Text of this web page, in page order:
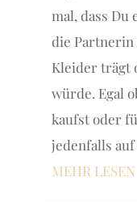
mal, dass Du
die Partnerin
Kleider trägt
würde. Egal
kaufst oder
jedenfalls auf
MEHR LESEN